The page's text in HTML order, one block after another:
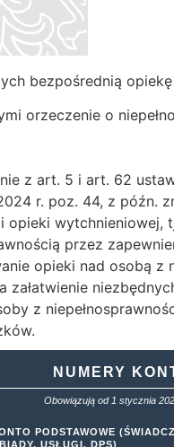
bezpośrednią
orzeczenie o
z art. 5 i art. 62
r. poz. 44, z późn.
opieki wytchnieniowej,
przez
opieki nad osobą z
z
NUMERY
Obowiązują od 1 stycznia
PODSTAWOWE
USŁUGI, DPS)